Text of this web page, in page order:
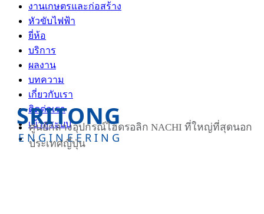
งานเกษตรและก่อสร้าง
หัวขับไฟฟ้า
ยี่ห้อ
บริการ
ผลงาน
บทความ
เกี่ยวกับเรา
ติดต่อเรา
เข้าสู่ระบบ
ENGINEERING
SRITONG
ศูนย์กลางอุปกรณ์ไฮดรอลิก NACHI ที่ใหญ่ที่สุดนอก
ประเทศญี่ปุ่น